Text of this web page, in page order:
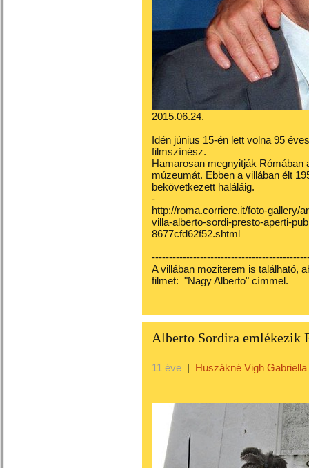
2015.06.24.
Idén június 15-én lett volna 95
filmszínész.
Hamarosan megnyitják Rómában
múzeumát. Ebben a villában élt
bekövetkezett haláláig.
-
http://roma.corriere.it/foto-gallery/
villa-alberto-sordi-presto-aperti-
8677cfd62f52.shtml
A villában moziterem is található,
filmet: "Nagy Alberto" címmel.
Alberto Sordira emlékezik
11 éve | Huszákné Vigh Gabriella